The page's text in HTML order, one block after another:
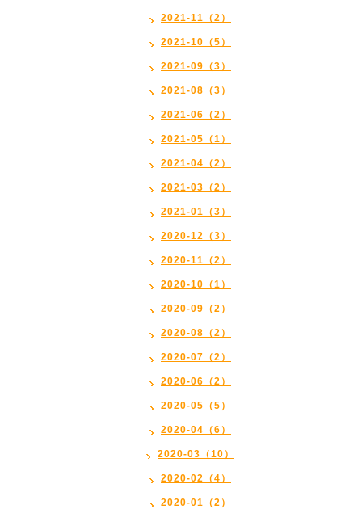
2021-11（2）
2021-10（5）
2021-09（3）
2021-08（3）
2021-06（2）
2021-05（1）
2021-04（2）
2021-03（2）
2021-01（3）
2020-12（3）
2020-11（2）
2020-10（1）
2020-09（2）
2020-08（2）
2020-07（2）
2020-06（2）
2020-05（5）
2020-04（6）
2020-03（10）
2020-02（4）
2020-01（2）